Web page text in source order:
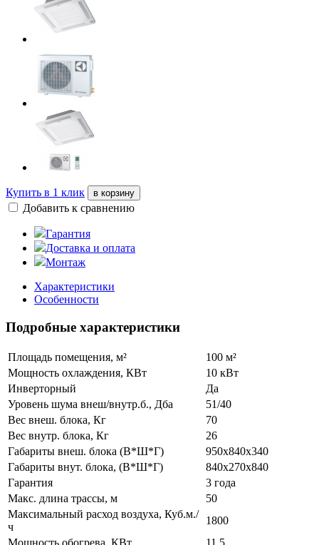
Купить в 1 клик в корзину
Добавить к сравнению
Гарантия
Доставка и оплата
Монтаж
Характеристики
Особенности
Подробные характеристики
Площадь помещения, м²
100 м²
Мощность охлаждения, КВт
10 кВт
Инверторный
Да
Уровень шума внеш/внутр.б., Дба
51/40
Вес внеш. блока, Кг
70
Вес внутр. блока, Кг
26
Габариты внеш. блока (В*Ш*Г)
950x840x340
Габариты внут. блока, (В*Ш*Г)
840x270x840
Гарантия
3 года
Макс. длина трассы, м
50
Максимальный расход воздуха, Куб.м./
ч
1800
Мощность обогрева, КВт
11,5